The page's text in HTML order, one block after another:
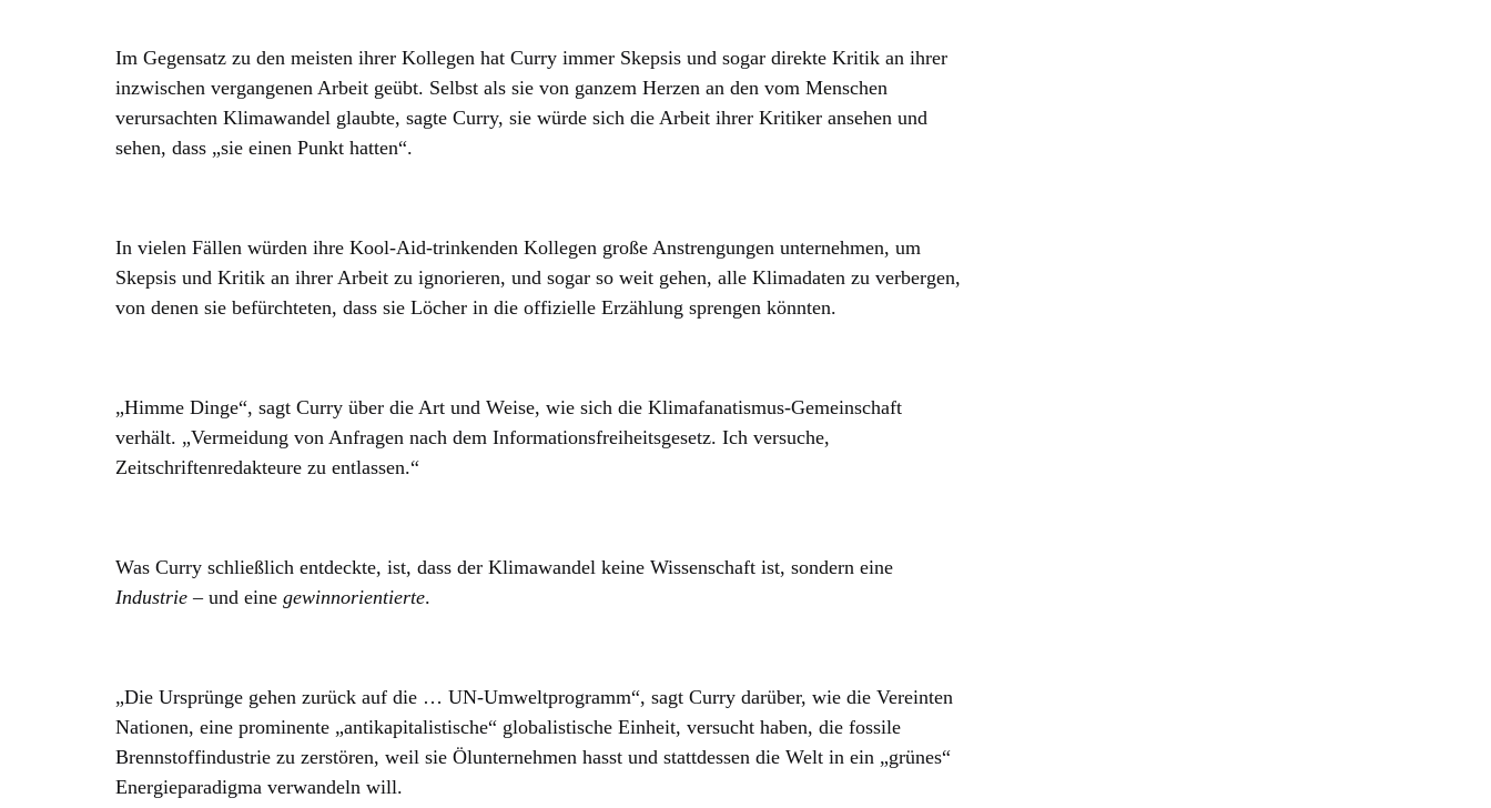
Im Gegensatz zu den meisten ihrer Kollegen hat Curry immer Skepsis und sogar direkte Kritik an ihrer
inzwischen vergangenen Arbeit geübt. Selbst als sie von ganzem Herzen an den vom Menschen
verursachten Klimawandel glaubte, sagte Curry, sie würde sich die Arbeit ihrer Kritiker ansehen und
sehen, dass „sie einen Punkt hatten“.
In vielen Fällen würden ihre Kool-Aid-trinkenden Kollegen große Anstrengungen unternehmen, um
Skepsis und Kritik an ihrer Arbeit zu ignorieren, und sogar so weit gehen, alle Klimadaten zu verbergen,
von denen sie befürchteten, dass sie Löcher in die offizielle Erzählung sprengen könnten.
„Himme Dinge“, sagt Curry über die Art und Weise, wie sich die Klimafanatismus-Gemeinschaft
verhält. „Vermeidung von Anfragen nach dem Informationsfreiheitsgesetz. Ich versuche,
Zeitschriftenredakteure zu entlassen.“
Was Curry schließlich entdeckte, ist, dass der Klimawandel keine Wissenschaft ist, sondern eine
Industrie– und eine gewinnorientierte.
„Die Ursprünge gehen zurück auf die … UN-Umweltprogramm“, sagt Curry darüber, wie die Vereinten
Nationen, eine prominente „antikapitalistische“ globalistische Einheit, versucht haben, die fossile
Brennstoffindustrie zu zerstören, weil sie Ölunternehmen hasst und stattdessen die Welt in ein „grünes“
Energieparadigma verwandeln will.